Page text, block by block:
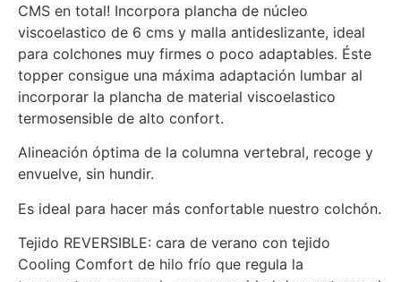
CMS en total! Incorpora plancha de núcleo
viscoelastico de 6 cms y malla antideslizante, ideal
para colchones muy firmes o poco adaptables. Éste
topper consigue una máxima adaptación lumbar al
incorporar la plancha de material viscoelastico
termosensible de alto confort.
Alineación óptima de la columna vertebral, recoge y
envuelve, sin hundir.
Es ideal para hacer más confortable nuestro colchón.
Tejido REVERSIBLE: cara de verano con tejido
Cooling Comfort de hilo frío que regula la